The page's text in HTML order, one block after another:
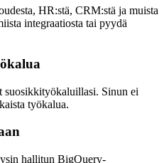
HR:stä, CRM:stä ja muista
integraatiosta tai pyydä
suosikkityökaluillasi. Sinun ei
työkalua.
hallitun BigQuery-